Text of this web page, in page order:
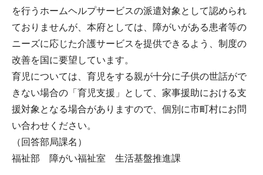
を行うホームヘルプサービスの派遣対象として認められ
ておりませんが、本府としては、障がいがある患者等の
ニーズに応じた介護サービスを提供できるよう、制度の
改善を国に要望しています。
育児については、育児をする親が十分に子供の世話がで
きない場合の「育児支援」として、家事援助における支
援対象となる場合がありますので、個別に市町村にお問
い合わせください。
（回答部局課名）
福祉部 障がい福祉室 生活基盤推進課